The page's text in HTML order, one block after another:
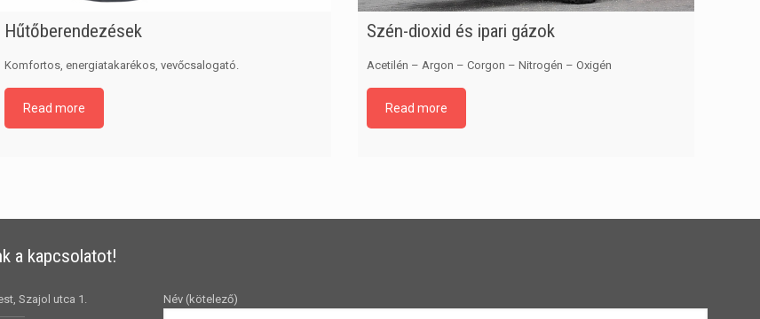
Hűtőberendezések
Komfortos, energiatakarékos, vevőcsalogató.
Read more
Szén-dioxid és ipari gázok
Acetilén – Argon – Corgon – Nitrogén – Oxigén
Read more
a kapcsolatot!
Szajol utca 1. Név (kötelező)